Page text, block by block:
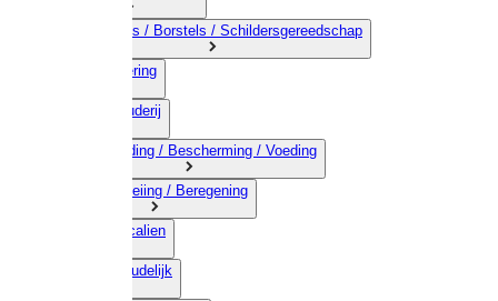
02) Bezems / Borstels / Schildersgereedschap
03) Afrastering
04) Veehouderij
05) Bestrijding / Bescherming / Voeding
06) Besproeiing / Beregening
07) Chemicalien
08) Huishoudelijk